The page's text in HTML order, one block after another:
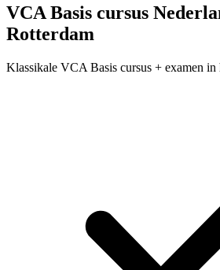
VCA Basis cursus
Rotterdam
Klassikale VCA Basis cursus + examen in